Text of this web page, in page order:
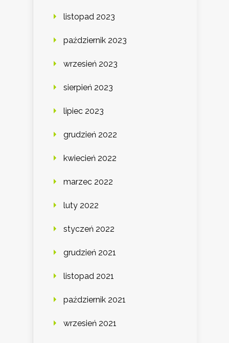
listopad 2023
październik 2023
wrzesień 2023
sierpień 2023
lipiec 2023
grudzień 2022
kwiecień 2022
marzec 2022
luty 2022
styczeń 2022
grudzień 2021
listopad 2021
październik 2021
wrzesień 2021